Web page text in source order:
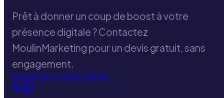
Prêt à donner un coup de boost à votre
présence digitale ? Contactez
MoulinMarketing pour un devis gratuit, sans
engagement.
Demander un devis gratuit→